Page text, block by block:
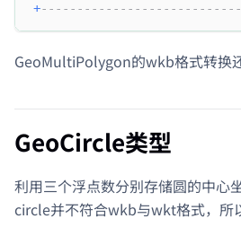
+
GeoMultiPolygon的wkb格式转换
GeoCircle类型
利用三个浮点数分别存储圆的中心
circle并不符合wkb与wkt格式，所